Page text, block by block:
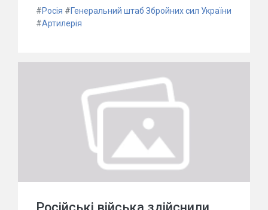
#Росія #Генеральний штаб Збройних сил України
#Артилерія